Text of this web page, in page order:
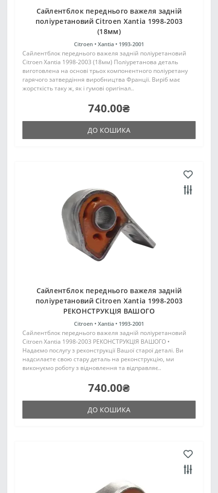
Сайлентблок переднього важеля задній
поліуретановий Citroen Xantia 1998-2003
(18мм)
Citroen • Xantia • 1993-2001
Сайлентблок переднього важеля задній поліуретановий
Citroen Xantia 1998-2003 (18мм) Поліуретанова деталь
виготовлена на основі трьох компонентного поліуретану
гарячого затвердіння виробництва Франції. Виріб має
жорсткість таку ж, як і гумові оригінал..
740.00₴
ДО КОШИКА
Сайлентблок переднього важеля задній
поліуретановий Citroen Xantia 1998-2003
РЕКОНСТРУКЦІЯ ВАШОГО
Citroen • Xantia • 1993-2001
Сайлентблок переднього важеля задній поліуретановий
Citroen Xantia 1998-2003 РЕКОНСТРУКЦІЯ ВАШОГО •
Надаємо послугу з реконструкції Вашої старої деталі. Ви
надсилаєте свою стару деталь на реконструкцію, ми
виконуємо роботу з відновлення та відправляє..
740.00₴
ДО КОШИКА